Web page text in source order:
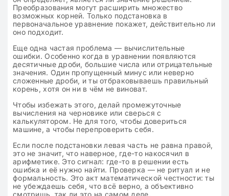
Преобразования могут расширить множество
возможных корней. Только подстановка в
первоначальное уравнение покажет, действительно ли
оно подходит.
Еще одна частая проблема — вычислительные
ошибки. Особенно когда в уравнении появляются
десятичные дроби, большие числа или отрицательные
значения. Один пропущенный минус или неверно
сложенные дроби, и ты отбраковываешь правильный
корень, хотя он ни в чём не виноват.
Чтобы избежать этого, делай промежуточные
вычисления на черновике или сверься с
калькулятором. Не для того, чтобы довериться
машине, а чтобы перепроверить себя.
Если после подстановки левая часть не равна правой,
это не значит, что наверное, где-то накосячил в
арифметике. Это сигнал: где-то в решении есть
ошибка и её нужно найти. Проверка — не ритуал и не
формальность. Это акт математической честности: ты
не убеждаешь себя, что всё верно, а объективно
смотришь, так ли это на самом деле.